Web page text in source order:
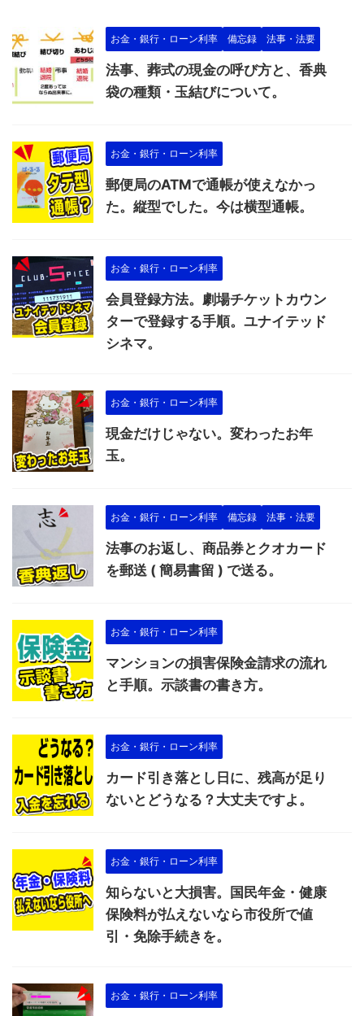
お金・銀行・ローン利率 備忘録 法事・法要
法事、葬式の現金の呼び方と、香典
袋の種類・玉結びについて。
お金・銀行・ローン利率
郵便局のATMで通帳が使えなかっ
た。縦型でした。今は横型通帳。
お金・銀行・ローン利率
会員登録方法。劇場チケットカウン
ターで登録する手順。ユナイテッド
シネマ。
お金・銀行・ローン利率
現金だけじゃない。変わったお年
玉。
お金・銀行・ローン利率 備忘録 法事・法要
法事のお返し、商品券とクオカード
を郵送 ( 簡易書留 ) で送る。
お金・銀行・ローン利率
マンションの損害保険金請求の流れ
と手順。示談書の書き方。
お金・銀行・ローン利率
カード引き落とし日に、残高が足り
ないとどうなる？大丈夫ですよ。
お金・銀行・ローン利率
知らないと大損害。国民年金・健康
保険料が払えないなら市役所で値
引・免除手続きを。
お金・銀行・ローン利率